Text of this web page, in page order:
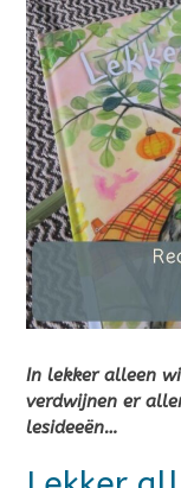
In lekker alleen
verdwijnen er
lesideeën…